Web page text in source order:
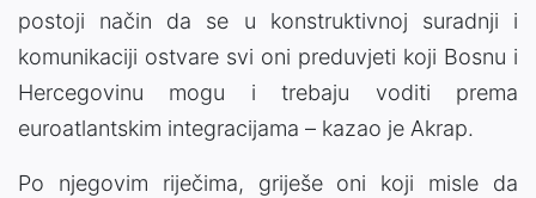
postoji način da se u konstruktivnoj suradnji i
komunikaciji ostvare svi oni preduvjeti koji Bosnu i
Hercegovinu mogu i trebaju voditi prema
euroatlantskim integracijama – kazao je Akrap.
Po njegovim riječima, griješe oni koji misle da